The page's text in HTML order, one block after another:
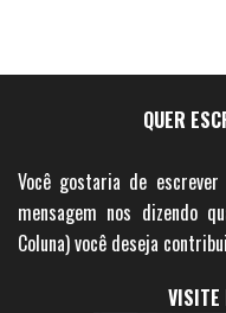
QUER
Você gostaria de
mensagem nos dizendo
Coluna) você deseja
VISITE